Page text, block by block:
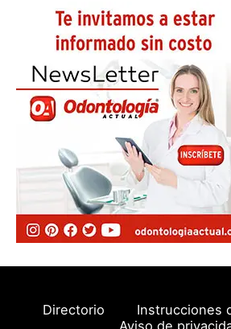
Directorio
Instrucciones